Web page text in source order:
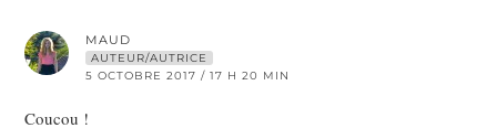
MAUD
AUTEUR/AUTRICE
5 OCTOBRE 2017 / 17 H 20 MIN
Coucou !